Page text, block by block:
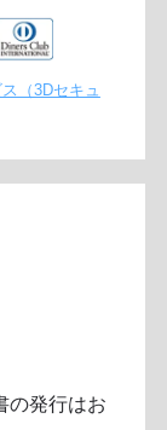
（3Dセキュ
の発行はお